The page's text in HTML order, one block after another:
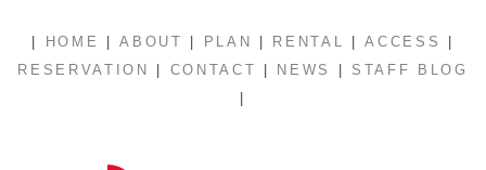
| HOME |ABOUT | PLAN | RENTAL |ACCESS |
RESERVATION | CONTACT | NEWS | STAFF BLOG
|